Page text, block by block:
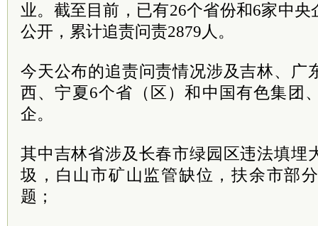
业。截至目前，已有26个省份和6家中
公开，累计追责问责2879人。
今天公布的追责问责情况涉及吉林、广
西、宁夏6个省（区）和中国有色集团
企。
其中吉林省涉及长春市绿园区违法填埋
圾，白山市矿山监管缺位，扶余市部
题；